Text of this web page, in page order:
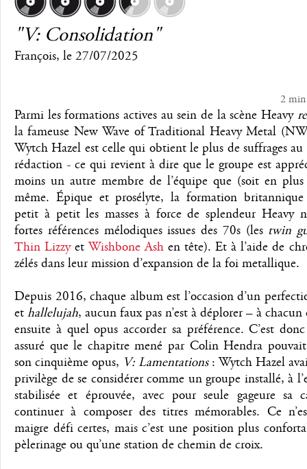
"V: Consolidation"
François, le 27/07/2025
2 min
Parmi les formations actives au sein de la scène Heavy
la fameuse New Wave of Traditional Heavy Metal
Wytch Hazel est celle qui obtient le plus de suffrages au
rédaction - ce qui revient à dire que le groupe est
moins un autre membre de l’équipe que (soit en
même. Épique et prosélyte, la formation
petit à petit les masses à force de splendeur Heavy
fortes références mélodiques issues des 70s (les twin
Thin LizzyetWishbone Ash en tête). Et à l’aide de
zélés dans leur mission d’expansion de la foi metallique.
Depuis 2016, chaque album est l’occasion d’un
ethallelujah, aucun faux pas n’est à déplorer – à
ensuite à quel opus accorder sa préférence. C’est
assuré que le chapitre mené par Colin Hendra
son cinquième opus, V: Lamentations: Wytch Hazel
privilège de se considérer comme un groupe installé, à
stabilisée et éprouvée, avec pour seule gageure sa
continuer à composer des titres mémorables. Ce
maigre défi certes, mais c’est une position plus
pèlerinage ou qu’une station de chemin de croix.